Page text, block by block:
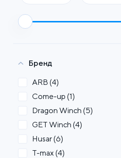
Бренд
ARB (4)
Come-up (1)
Dragon Winch (5)
GET Winch (4)
Husar(6)
T-max (4)